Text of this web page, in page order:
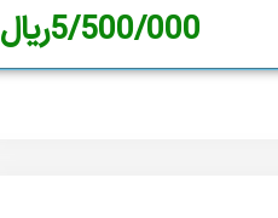
5/500/000ریال